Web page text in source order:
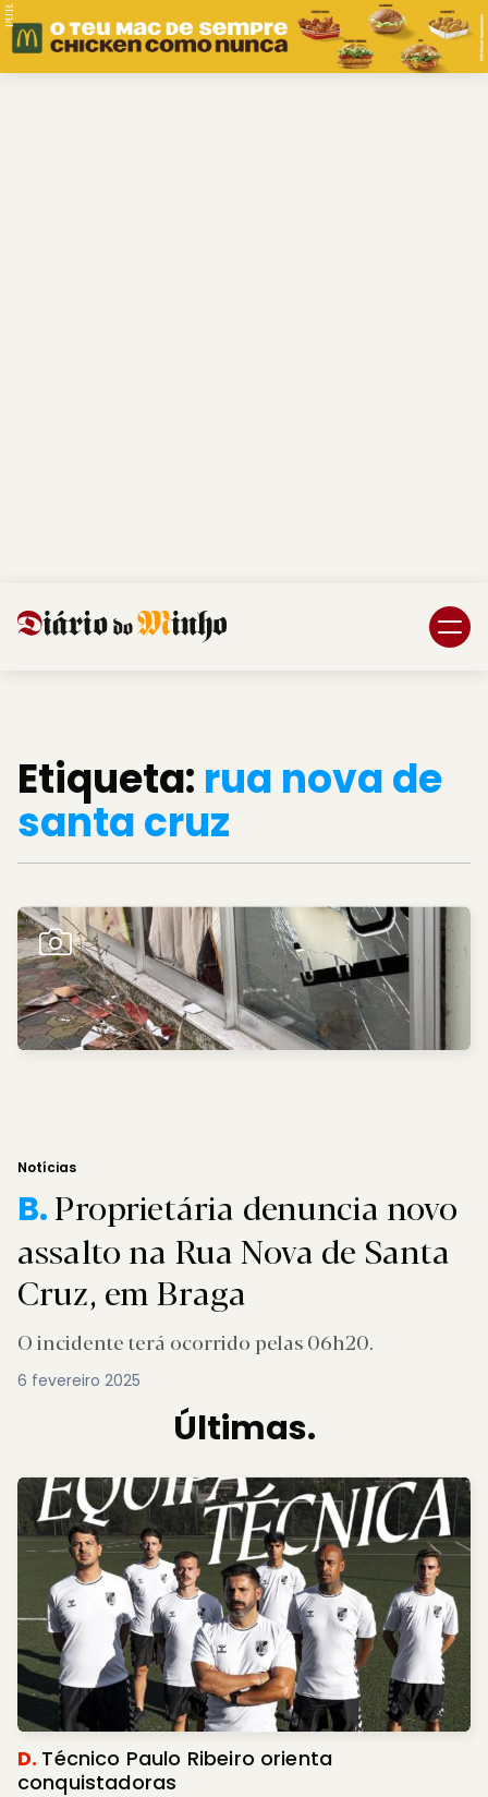
PUB.
Etiqueta: rua nova de
santa cruz
Notícias
B.Proprietária denuncia novo
assalto na Rua Nova de Santa
Cruz, em Braga
O incidente terá ocorrido pelas 06h20.
6 fevereiro 2025
Últimas.
D. Técnico Paulo Ribeiro orienta
conquistadoras